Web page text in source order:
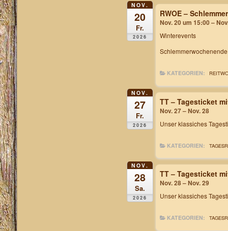
NOV.
20
Fr.
2026
RWOE –
Nov. 20 um 15:00 –
Winterevents
KATEGORIEN:
NOV.
27
Fr.
2026
TT – Tagesticket
Nov. 27 – Nov. 28
Unser klassiches
KATEGORIEN:
NOV.
28
Sa.
2026
TT – Tagesticket
Nov. 28 – Nov. 29
Unser klassiches
KATEGORIEN: